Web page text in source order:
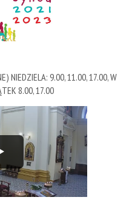
NIEDZIELA: 9.00, 11.00, 17.00, W
8.00, 17.00